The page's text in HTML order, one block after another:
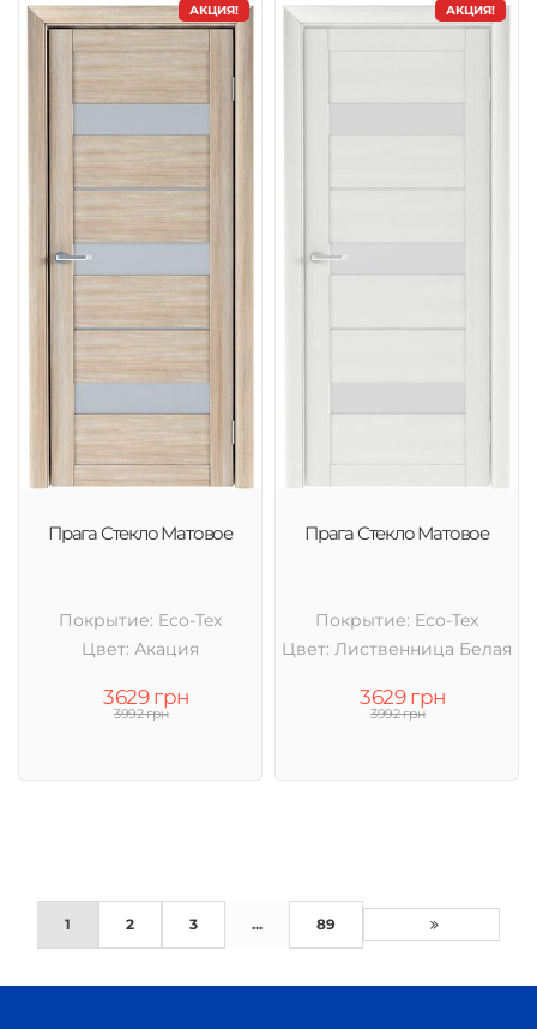
АКЦИЯ!
Прага Стекло Матовое
Покрытие: Eco-Tex
Цвет: Акация
3629 грн
3992 грн
АКЦИЯ!
Прага Стекло Матовое
Покрытие: Eco-Tex
Цвет: Лиственница Белая
3629 грн
3992 грн
1 2 3 ... 89